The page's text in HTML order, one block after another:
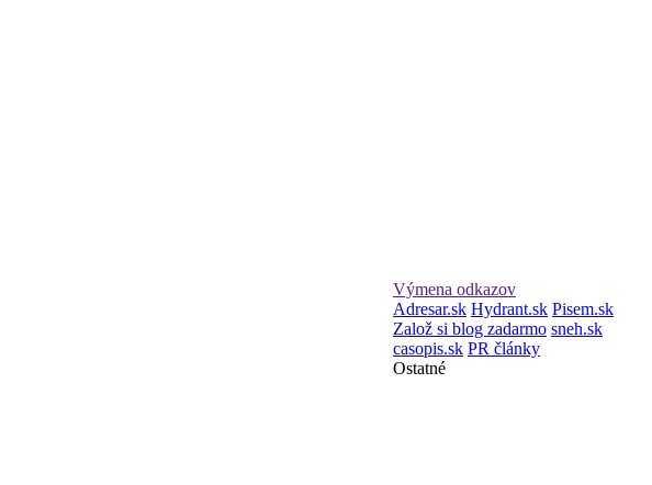
Výmena odkazov
Adresar.sk Hydrant.sk Pisem.sk
Založ si blog zadarmo sneh.sk
casopis.sk PR články
Ostatné